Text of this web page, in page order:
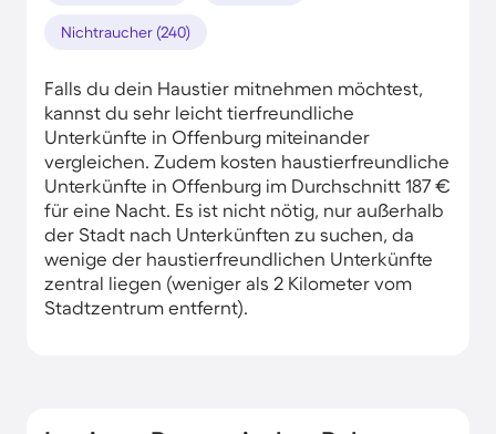
Nichtraucher (240)
Falls du dein Haustier mitnehmen möchtest,
kannst du sehr leicht tierfreundliche
Unterkünfte in Offenburg miteinander
vergleichen. Zudem kosten haustierfreundliche
Unterkünfte in Offenburg im Durchschnitt 187 €
für eine Nacht. Es ist nicht nötig, nur außerhalb
der Stadt nach Unterkünften zu suchen, da
wenige der haustierfreundlichen Unterkünfte
zentral liegen (weniger als 2 Kilometer vom
Stadtzentrum entfernt).